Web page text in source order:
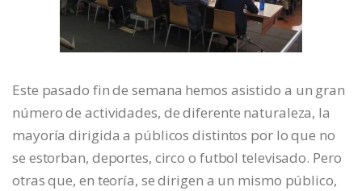
Este pasado fin de semana hemos asistido a un gran
número de actividades, de diferente naturaleza, la
mayoría dirigida a públicos distintos por lo que no
se estorban, deportes, circo o futbol televisado. Pero
otras que, en teoría, se dirigen a un mismo público,